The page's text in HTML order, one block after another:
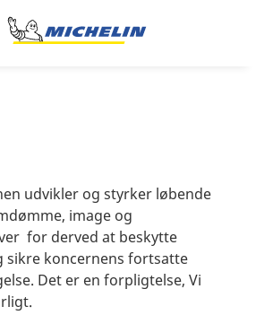
udvikler og styrker løbende
image og
for derved at beskytte
sikre koncernens fortsatte
Det er en forpligtelse, Vi